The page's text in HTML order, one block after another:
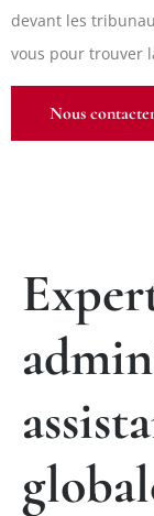
devant les
vous pour trouver
Nous